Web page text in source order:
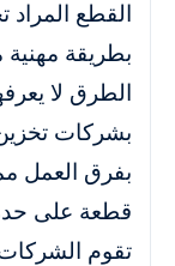
القطع المراد
بطريقة
الطرق لا
بشركات
بفرق العمل
قطعة على
تقوم